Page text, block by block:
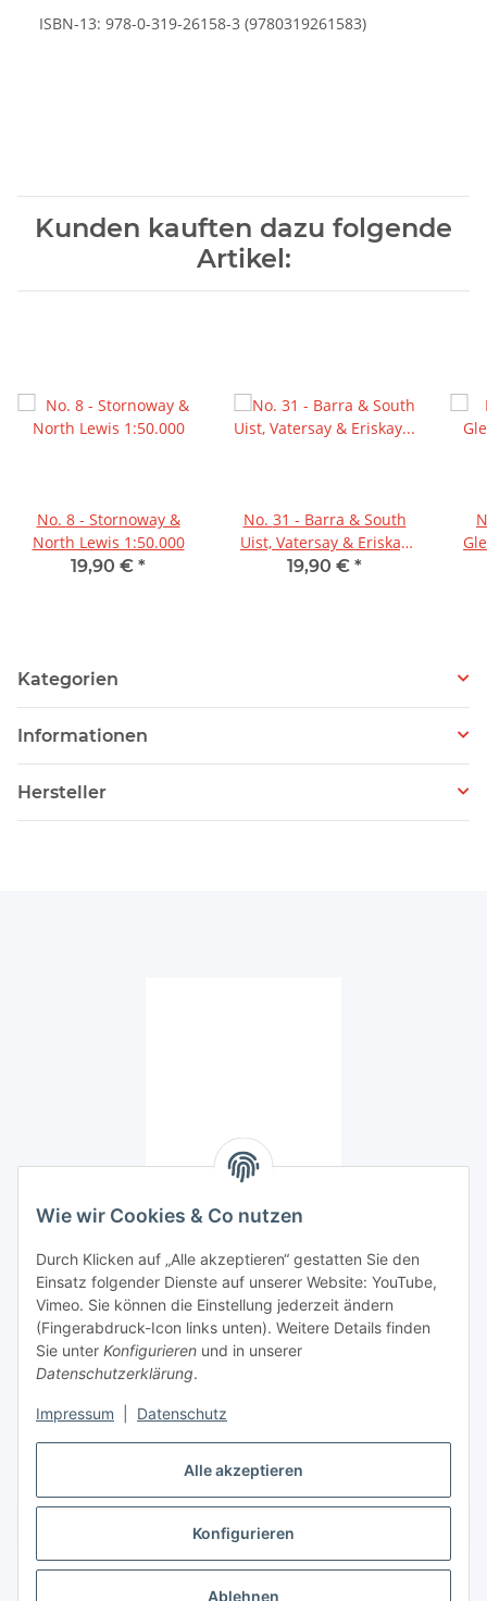
Alle akzeptieren
Konfigurieren
Ablehnen
Wie wir Cookies & Co nutzen
Durch Klicken auf „Alle akzeptieren“ gestatten Sie den
Einsatz folgender Dienste auf unserer Website: YouTube,
Vimeo. Sie können die Einstellung jederzeit ändern
(Fingerabdruck-Icon links unten). Weitere Details finden
Sie unter Konfigurieren und in unserer
Datenschutzerklärung.
Impressum Datenschutz
ISBN-13: 978-0-319-26158-3 (9780319261583)
Kunden kauften dazu folgende
Artikel:
No. 8 - Stornoway &
North Lewis 1:50.000
19,90 € *
No. 31 - Barra & South
Uist, Vatersay & Eriskay
1:50.000
19,90 € *
No.
Kategorien
Informationen
Hersteller
Schropp Land & Karte GmbH
10623 Berlin
Tel: 030 / 23 557 32 0
Öffnungszeiten
Mo-Fr: 11.00 - 19.00 Uhr
Sa: 11.00 - 18.00 Uhr
Diverses
Vertrag widerrufen
* Alle Preise inkl. gesetzlicher USt., zzgl.Versand